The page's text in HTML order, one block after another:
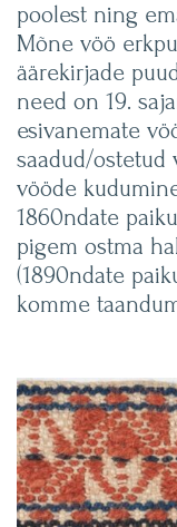
poolest ning
Mõne vöö
äärekirjade
need on 19.
esivanemate
saadud/ostetud
vööde
1860ndate
pigem ostma
(1890ndate
komme